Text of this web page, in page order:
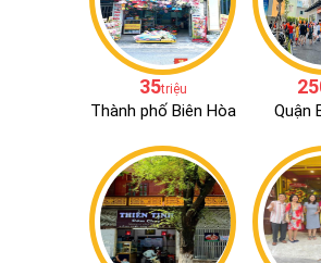
35triệu
Thành phố Biên Hòa Quận